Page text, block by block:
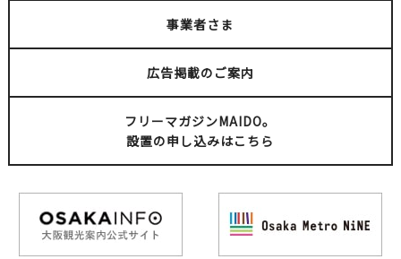
事業者さま
広告掲載のご案内
フリーマガジンMAIDO。
設置の申し込みはこちら